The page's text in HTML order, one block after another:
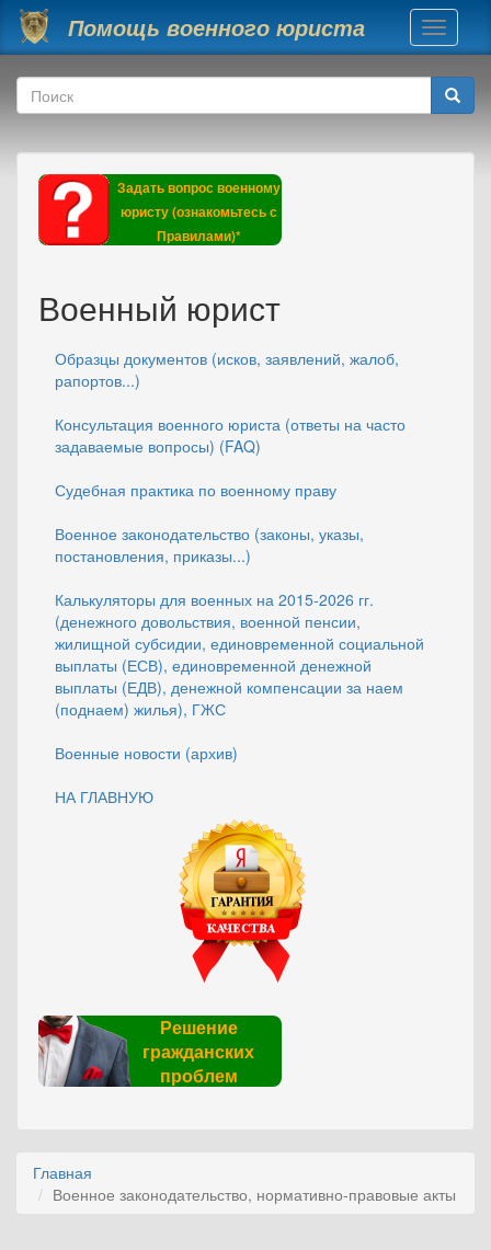
Перейти к основному содержанию
Помощь военного юриста
Toggle
Форма поиска
Поиск
Задать вопрос военному
юристу (ознакомьтесь с
Правилами)*
Военный юрист
Образцы документов (исков, заявлений, жалоб,
рапортов...)
Консультация военного юриста (ответы на часто
задаваемые вопросы) (FAQ)
Судебная практика по военному праву
Военное законодательство (законы, указы,
постановления, приказы...)
Калькуляторы для военных на 2015-2026 гг.
(денежного довольствия, военной пенсии,
жилищной субсидии, единовременной социальной
выплаты (ЕСВ), единовременной денежной
выплаты (ЕДВ), денежной компенсации за наем
(поднаем) жилья), ГЖС
Военные новости (архив)
НА ГЛАВНУЮ
Решение
гражданских
проблем
Главная
Военное законодательство, нормативно-правовые акты